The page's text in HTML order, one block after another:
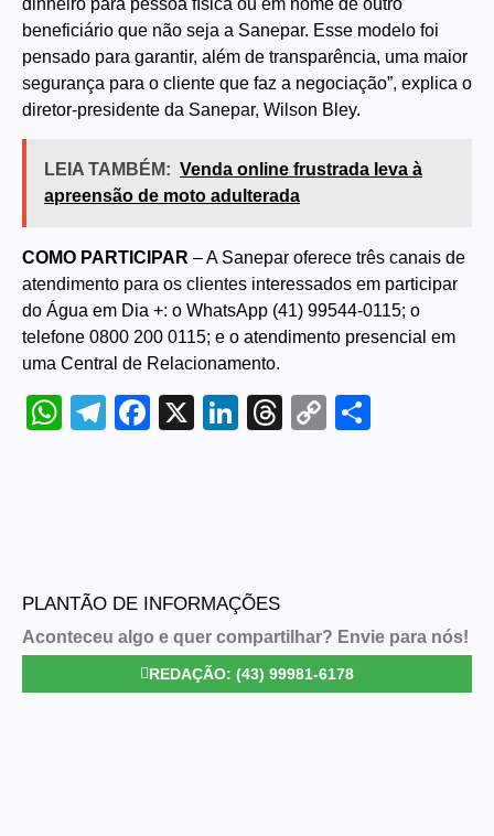
beneficiário que não seja a Sanepar. Esse modelo foi
pensado para garantir, além de transparência, uma maior
segurança para o cliente que faz a negociação”, explica o
diretor-presidente da Sanepar, Wilson Bley.
LEIA TAMBÉM: Venda online frustrada leva à
apreensão de moto adulterada
COMO PARTICIPAR – A Sanepar oferece três canais de
atendimento para os clientes interessados em participar
do Água em Dia +: o WhatsApp (41) 99544-0115; o
telefone 0800 200 0115; e o atendimento presencial em
uma Central de Relacionamento.
WhatsApp
Telegram
Facebook
X LinkedIn
Threads
Copy
PLANTÃO DE INFORMAÇÕES
Aconteceu algo e quer compartilhar? Envie para nós!
REDAÇÃO: (43) 99981-6178